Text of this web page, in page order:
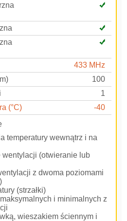
433 MHz
100
1
(°C)
-40
temperatury wewnątrz i na
(otwieranie lub
z dwoma poziomami
(strzałki)
i minimalnych z
wieszakiem ściennym i